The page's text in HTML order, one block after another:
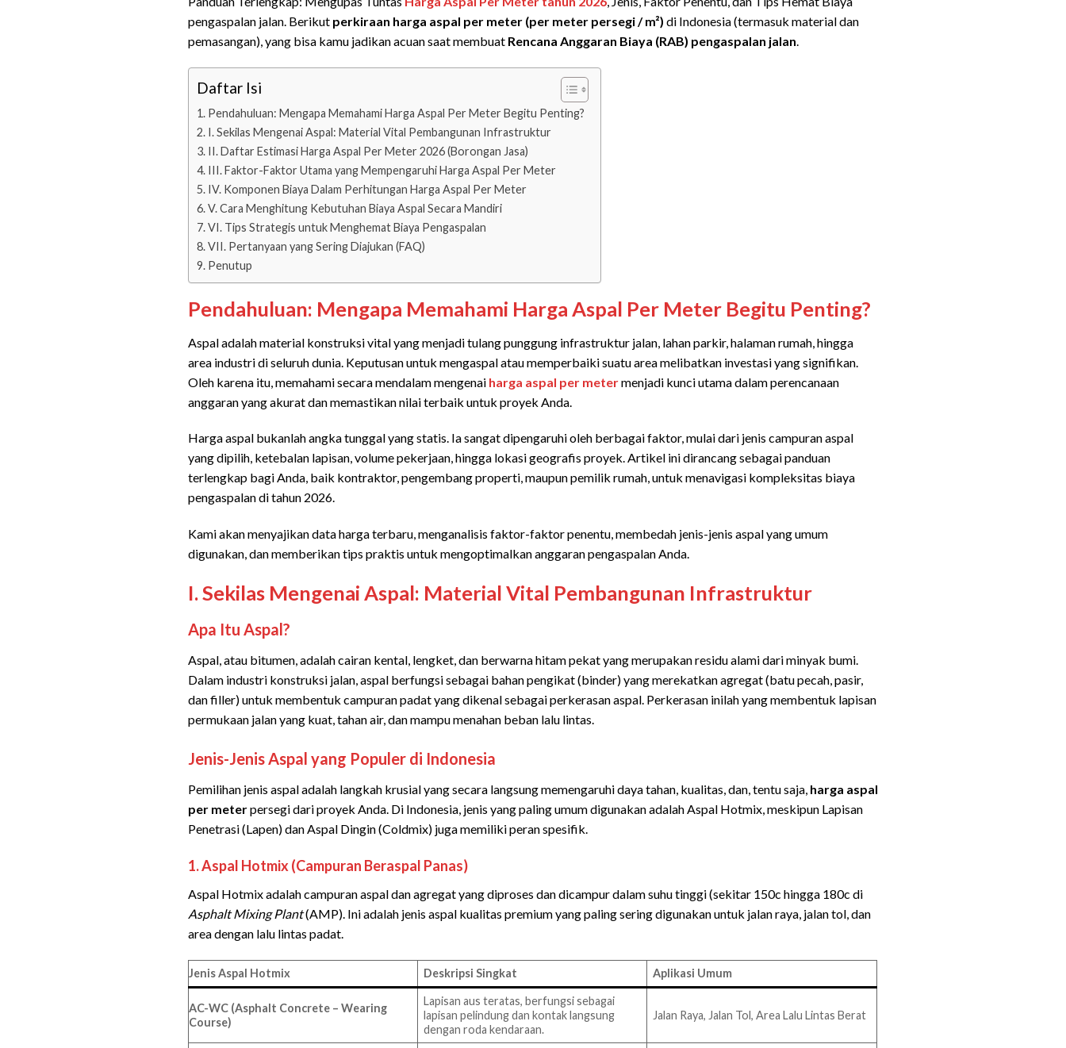
pengaspalan jalan. Berikut perkiraan harga aspal per meter (per meter persegi / m²) di Indonesia (termasuk material dan
pemasangan), yang bisa kamu jadikan acuan saat membuat Rencana Anggaran Biaya (RAB) pengaspalan jalan.
Daftar Isi
Pendahuluan: Mengapa Memahami Harga Aspal Per Meter Begitu Penting?
I. Sekilas Mengenai Aspal: Material Vital Pembangunan Infrastruktur
II. Daftar Estimasi Harga Aspal Per Meter 2026 (Borongan Jasa)
III. Faktor-Faktor Utama yang Mempengaruhi Harga Aspal Per Meter
IV. Komponen Biaya Dalam Perhitungan Harga Aspal Per Meter
V. Cara Menghitung Kebutuhan Biaya Aspal Secara Mandiri
VI. Tips Strategis untuk Menghemat Biaya Pengaspalan
VII. Pertanyaan yang Sering Diajukan (FAQ)
Penutup
Pendahuluan: Mengapa Memahami Harga Aspal Per Meter Begitu Penting?
Aspal adalah material konstruksi vital yang menjadi tulang punggung infrastruktur jalan, lahan parkir, halaman rumah, hingga
area industri di seluruh dunia. Keputusan untuk mengaspal atau memperbaiki suatu area melibatkan investasi yang signifikan.
Oleh karena itu, memahami secara mendalam mengenai harga aspal per metermenjadi kunci utama dalam perencanaan
anggaran yang akurat dan memastikan nilai terbaik untuk proyek Anda.
Harga aspal bukanlah angka tunggal yang statis. Ia sangat dipengaruhi oleh berbagai faktor, mulai dari jenis campuran aspal
yang dipilih, ketebalan lapisan, volume pekerjaan, hingga lokasi geografis proyek. Artikel ini dirancang sebagai panduan
terlengkap bagi Anda, baik kontraktor, pengembang properti, maupun pemilik rumah, untuk menavigasi kompleksitas biaya
pengaspalan di tahun 2026.
Kami akan menyajikan data harga terbaru, menganalisis faktor-faktor penentu, membedah jenis-jenis aspal yang umum
digunakan, dan memberikan tips praktis untuk mengoptimalkan anggaran pengaspalan Anda.
I. Sekilas Mengenai Aspal: Material Vital Pembangunan Infrastruktur
Apa Itu Aspal?
Aspal, atau bitumen, adalah cairan kental, lengket, dan berwarna hitam pekat yang merupakan residu alami dari minyak bumi.
Dalam industri konstruksi jalan, aspal berfungsi sebagai bahan pengikat (binder) yang merekatkan agregat (batu pecah, pasir,
dan filler) untuk membentuk campuran padat yang dikenal sebagai perkerasan aspal. Perkerasan inilah yang membentuk lapisan
permukaan jalan yang kuat, tahan air, dan mampu menahan beban lalu lintas.
Jenis-Jenis Aspal yang Populer di Indonesia
Pemilihan jenis aspal adalah langkah krusial yang secara langsung memengaruhi daya tahan, kualitas, dan, tentu saja, harga aspal
per meterpersegi dari proyek Anda. Di Indonesia, jenis yang paling umum digunakan adalah Aspal Hotmix, meskipun Lapisan
Penetrasi (Lapen) dan Aspal Dingin (Coldmix) juga memiliki peran spesifik.
1. Aspal Hotmix (Campuran Beraspal Panas)
Aspal Hotmix adalah campuran aspal dan agregat yang diproses dan dicampur dalam suhu tinggi (sekitar 150c hingga 180c di
Asphalt Mixing Plant(AMP). Ini adalah jenis aspal kualitas premium yang paling sering digunakan untuk jalan raya, jalan tol, dan
area dengan lalu lintas padat.
Jenis Aspal Hotmix Deskripsi Singkat Aplikasi Umum
AC-WC (Asphalt Concrete – Wearing
Course)
Lapisan aus teratas, berfungsi sebagai
lapisan pelindung dan kontak langsung
dengan roda kendaraan.
Jalan Raya, Jalan Tol, Area Lalu Lintas Berat